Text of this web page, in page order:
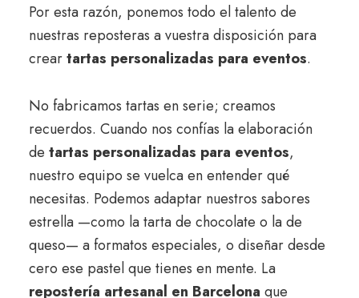
Por esta razón, ponemos todo el talento de
nuestras reposteras a vuestra disposición para
creartartas personalizadas para eventos.
No fabricamos tartas en serie; creamos
recuerdos. Cuando nos confías la elaboración
de tartas personalizadas para eventos,
nuestro equipo se vuelca en entender qué
necesitas. Podemos adaptar nuestros sabores
estrella —como la tarta de chocolate o la de
queso— a formatos especiales, o diseñar desde
cero ese pastel que tienes en mente. La
repostería artesanal en Barcelona que